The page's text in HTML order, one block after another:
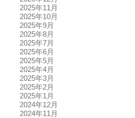
2025年11月
2025年10月
2025年9月
2025年8月
2025年7月
2025年6月
2025年5月
2025年4月
2025年3月
2025年2月
2025年1月
2024年12月
2024年11月